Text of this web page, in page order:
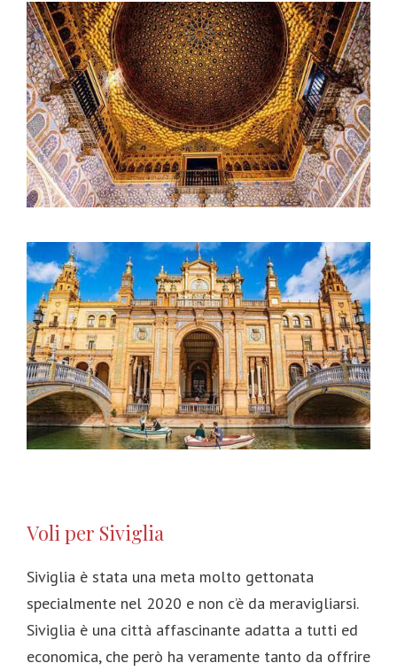
Voli per Siviglia
Siviglia è stata una meta molto gettonata
specialmente nel 2020 e non c’è da meravigliarsi.
Siviglia è una città affascinante adatta a tutti ed
economica, che però ha veramente tanto da offrire